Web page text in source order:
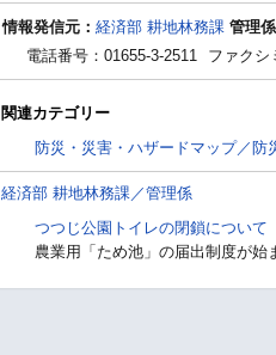
情報発信元： 経済部 耕地林務課 管理係
電話番号：01655-3-2511
ファクシ
関連カテゴリー
防災・災害・ハザードマップ／防
経済部 耕地林務課／管理係
つつじ公園トイレの閉鎖について
農業用「ため池」の届出制度が始